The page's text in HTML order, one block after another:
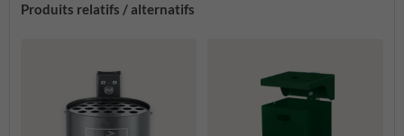
Produits relatifs / alternatifs